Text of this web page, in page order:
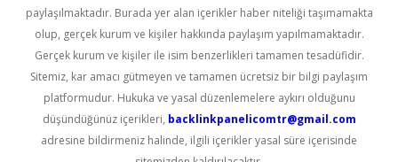
paylaşılmaktadır. Burada yer alan içerikler haber niteliği taşımamakta
olup, gerçek kurum ve kişiler hakkında paylaşım yapılmamaktadır.
Gerçek kurum ve kişiler ile isim benzerlikleri tamamen tesadüfidir.
Sitemiz, kar amacı gütmeyen ve tamamen ücretsiz bir bilgi paylaşım
platformudur. Hukuka ve yasal düzenlemelere aykırı olduğunu
düşündüğünüz içerikleri, backlinkpanelicomtr@gmail.com
adresine bildirmeniz halinde, ilgili içerikler yasal süre içerisinde